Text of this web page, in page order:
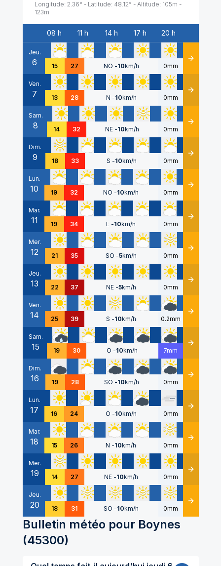
Longitude: 2.36° - Latitude: 48.12° - Altitude: 105m -
123m
Date
08 h 11 h 14 h 17 h 20 h
Jeu.
6 15 27 NO -10km/h 0mm Détails
Ven.
7 13 28 N -10km/h 0mm Détails
Sam.
8 14 32 NE -10km/h 0mm Détails
Dim.
9 18 33 S -10km/h 0mm Détails
Lun.
10 19 32 NO -10km/h 0mm Détails
Mar.
11 19 34 E -10km/h 0mm Détails
Mer.
12 21 35 SO -5km/h 0mm Détails
Jeu.
13 22 37 NE -5km/h 0mm Détails
Ven.
14 25 39 S -10km/h 0.2mm Détails
Sam.
15 19 30 O -10km/h 7mm Détails
Dim.
16 19 28 SO -10km/h 0mm Détails
Lun.
17 16 24 O -10km/h 0mm Détails
Mar.
18 15 26 N -10km/h 0mm Détails
Mer.
19 14 27 NE -10km/h 0mm Détails
Jeu.
20 18 31 SO -10km/h 0mm Détails
Bulletin météo pour Boynes
(45300)